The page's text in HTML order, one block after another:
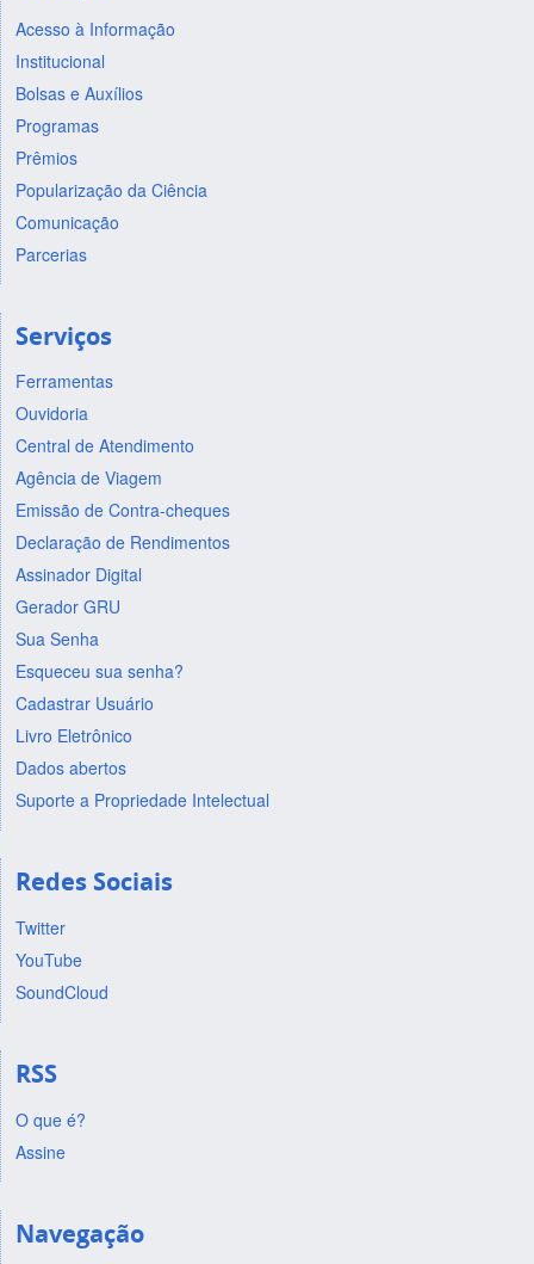
Acesso à Informação
Institucional
Bolsas e Auxílios
Programas
Prêmios
Popularização da Ciência
Comunicação
Parcerias
Serviços
Ferramentas
Ouvidoria
Central de Atendimento
Agência de Viagem
Emissão de Contra-cheques
Declaração de Rendimentos
Assinador Digital
Gerador GRU
Sua Senha
Esqueceu sua senha?
Cadastrar Usuário
Livro Eletrônico
Dados abertos
Suporte a Propriedade Intelectual
Redes Sociais
Twitter
YouTube
SoundCloud
RSS
O que é?
Assine
Navegação